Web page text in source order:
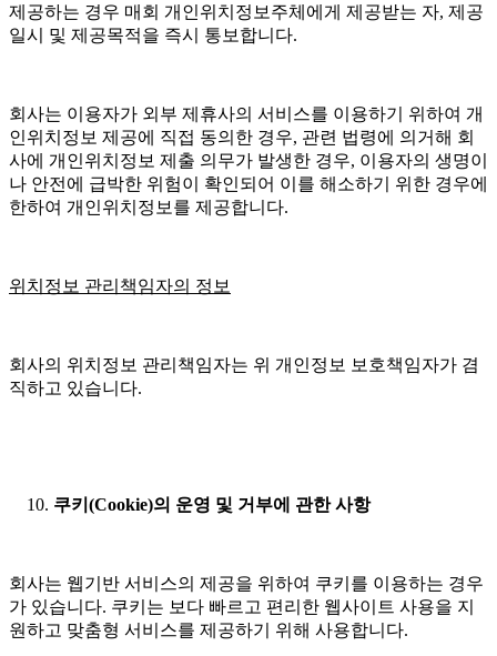
제공하는 경우 매회 개인위치정보주체에게 제공받는 자, 제공
일시 및 제공목적을 즉시 통보합니다.
회사는 이용자가 외부 제휴사의 서비스를 이용하기 위하여 개
인위치정보 제공에 직접 동의한 경우, 관련 법령에 의거해 회
사에 개인위치정보 제출 의무가 발생한 경우, 이용자의 생명이
나 안전에 급박한 위험이 확인되어 이를 해소하기 위한 경우에
한하여 개인위치정보를 제공합니다.
위치정보 관리책임자의 정보
회사의 위치정보 관리책임자는 위 개인정보 보호책임자가 겸
직하고 있습니다.
쿠키(Cookie)의 운영 및 거부에 관한 사항
회사는 웹기반 서비스의 제공을 위하여 쿠키를 이용하는 경우
가 있습니다. 쿠키는 보다 빠르고 편리한 웹사이트 사용을 지
원하고 맞춤형 서비스를 제공하기 위해 사용합니다.